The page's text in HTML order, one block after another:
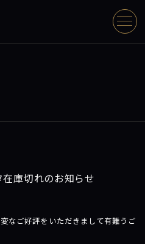
庫切れのお知らせ
なご好評をいただきまして有難うご